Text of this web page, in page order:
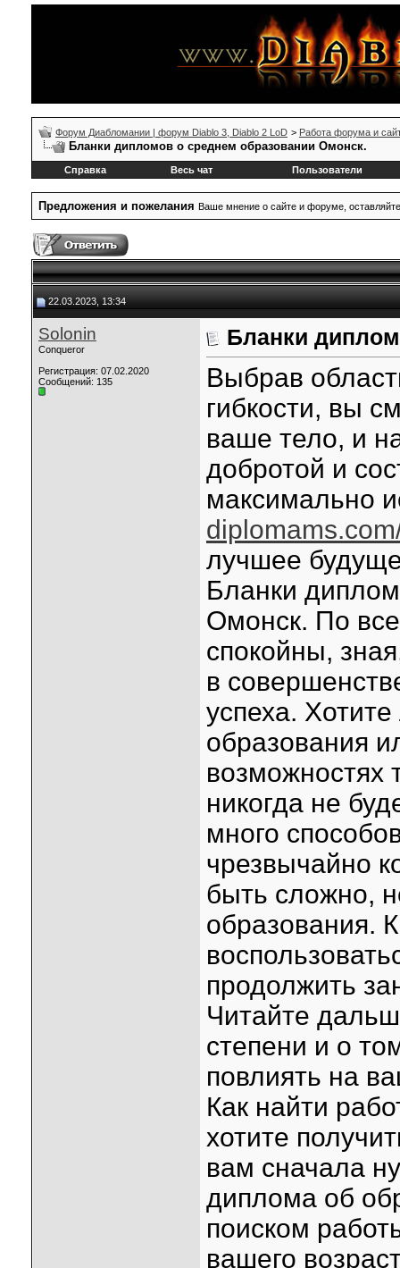
Форум Диабломании | форум Diablo 3, Diablo 2 LoD > Работа форума и
Бланки дипломов о среднем образовании Омонск.
Справка Весь чат Пользователи
Предложения и пожелания Ваше мнение о сайте и форуме,
22.03.2023, 13:34
Solonin
Conqueror
Регистрация: 07.02.2020
Сообщений: 135
Бланки
Выбрав
гибкости, вы
ваше тело, и
добротой и
максимально
лучшее
Бланки
Омонск. По
спокойны,
в
успеха.
образования
возможностях
никогда не
много
чрезвычайно
быть сложно,
образования.
продолжить
Читайте
степени и о
повлиять на
Как найти
хотите
вам сначала
диплома об
поиском
вашего